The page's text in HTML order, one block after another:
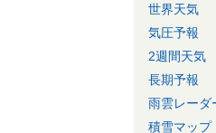
世界天気
気圧予報
2週間天気
長期予報
雨雲レーダ
積雪マップ